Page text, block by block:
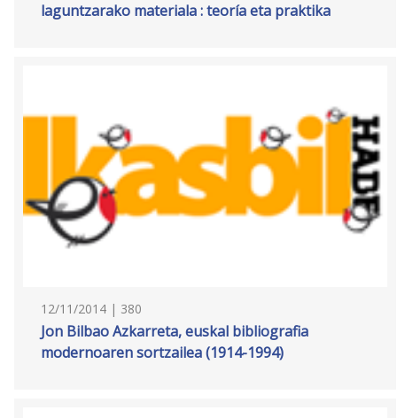
laguntzarako materiala : teoría eta praktika
12/11/2014 | 380
Jon Bilbao Azkarreta, euskal bibliografia
modernoaren sortzailea (1914-1994)